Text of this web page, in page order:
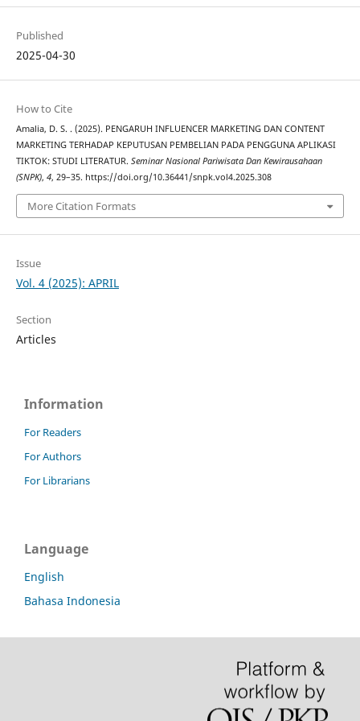
Published
2025-04-30
How to Cite
Amalia, D. S. . (2025). PENGARUH INFLUENCER MARKETING DAN CONTENT
MARKETING TERHADAP KEPUTUSAN PEMBELIAN PADA PENGGUNA APLIKASI
TIKTOK: STUDI LITERATUR. Seminar Nasional Pariwisata Dan Kewirausahaan
(SNPK), 4, 29–35. https://doi.org/10.36441/snpk.vol4.2025.308
More Citation Formats
Issue
Vol. 4 (2025): APRIL
Section
Articles
Information
For Readers
For Authors
For Librarians
Language
English
Bahasa Indonesia